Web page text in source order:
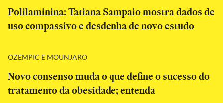
Polilaminina: Tatiana Sampaio mostra dados de
uso compassivo e desdenha de novo estudo
OZEMPIC E MOUNJARO
Novo consenso muda o que define o sucesso do
tratamento da obesidade; entenda